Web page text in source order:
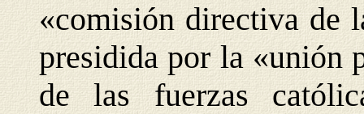
«comisión directiva de
presidida por la «unión
de las fuerzas